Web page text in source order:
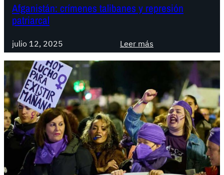
Afganistán: crímenes talibanes y represión
patriarcal
julio 12, 2025 Leer más
A
a
n
i
s
t
á
n